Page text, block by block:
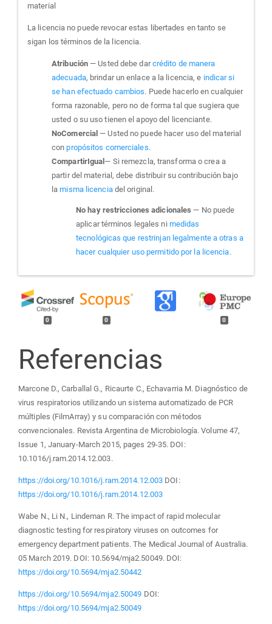
material
La licencia no puede revocar estas libertades en tanto se
sigan los términos de la licencia.
Atribución — Usted debe darcrédito de manera
adecuada, brindar un enlace a la licencia, e indicar si
se han efectuado cambios. Puede hacerlo en cualquier
forma razonable, pero no de forma tal que sugiera que
usted o su uso tienen el apoyo del licenciante.
NoComercial — Usted no puede hacer uso del material
conpropósitos comerciales.
CompartirIgual — Si remezcla, transforma o crea a
partir del material, debe distribuir su contribución bajo
lamisma licenciadel original.
No hay restricciones adicionales — No puede
aplicar términos legales ni medidas
tecnológicas que restrinjan legalmente a otras a
hacer cualquier uso permitido por la licencia.
0 0 0
Referencias
Marcone D., Carballal G., Ricaurte C., Echavarria M. Diagnóstico de
virus respiratorios utilizando un sistema automatizado de PCR
múltiples (FilmArray) y su comparación con métodos
convencionales. Revista Argentina de Microbiología. Volume 47,
Issue 1, January-March 2015, pages 29-35. DOI:
10.1016/j.ram.2014.12.003.
https://doi.org/10.1016/j.ram.2014.12.003 DOI:
https://doi.org/10.1016/j.ram.2014.12.003
Wabe N., Li N., Lindeman R. The impact of rapid molecular
diagnostic testing for respiratory viruses on outcomes for
emergency department patients. The Medical Journal of Australia.
05 March 2019. DOI: 10.5694/mja2.50049. DOI:
https://doi.org/10.5694/mja2.50442
https://doi.org/10.5694/mja2.50049 DOI:
https://doi.org/10.5694/mja2.50049